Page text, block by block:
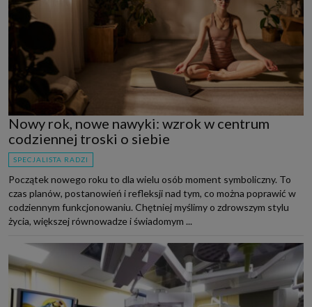
Nowy rok, nowe nawyki: wzrok w centrum
codziennej troski o siebie
SPECJALISTA RADZI
Początek nowego roku to dla wielu osób moment symboliczny. To
czas planów, postanowień i refleksji nad tym, co można poprawić w
codziennym funkcjonowaniu. Chętniej myślimy o zdrowszym stylu
życia, większej równowadze i świadomym ...